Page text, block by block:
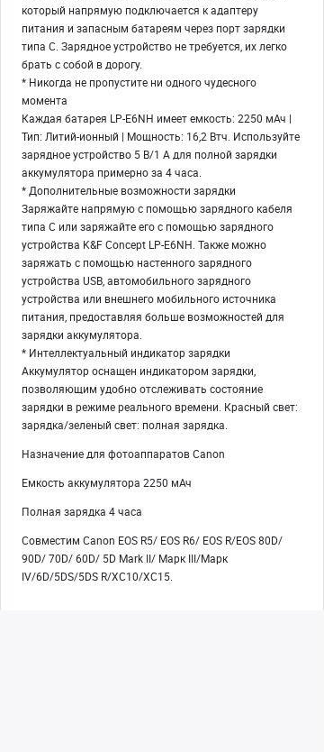
который напрямую подключается к адаптеру
питания и запасным батареям через порт зарядки
типа C. Зарядное устройство не требуется, их легко
брать с собой в дорогу.
* Никогда не пропустите ни одного чудесного
момента
Каждая батарея LP-E6NH имеет емкость: 2250 мАч |
Тип: Литий-ионный | Мощность: 16,2 Втч. Используйте
зарядное устройство 5 В/1 А для полной зарядки
аккумулятора примерно за 4 часа.
* Дополнительные возможности зарядки
Заряжайте напрямую с помощью зарядного кабеля
типа C или заряжайте его с помощью зарядного
устройства K&F Concept LP-E6NH. Также можно
заряжать с помощью настенного зарядного
устройства USB, автомобильного зарядного
устройства или внешнего мобильного источника
питания, предоставляя больше возможностей для
зарядки аккумулятора.
* Интеллектуальный индикатор зарядки
Аккумулятор оснащен индикатором зарядки,
позволяющим удобно отслеживать состояние
зарядки в режиме реального времени. Красный свет:
зарядка/зеленый свет: полная зарядка.
Назначение для фотоаппаратов Canon
Емкость аккумулятора 2250 мАч
Полная зарядка 4 часа
Совместим Canon EOS R5/ EOS R6/ EOS R/EOS 80D/
90D/ 70D/ 60D/ 5D Mark II/ Марк III/Марк
IV/6D/5DS/5DS R/XC10/XC15.